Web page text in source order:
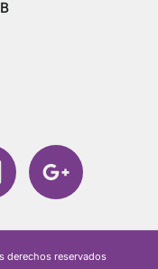
derechos reservados